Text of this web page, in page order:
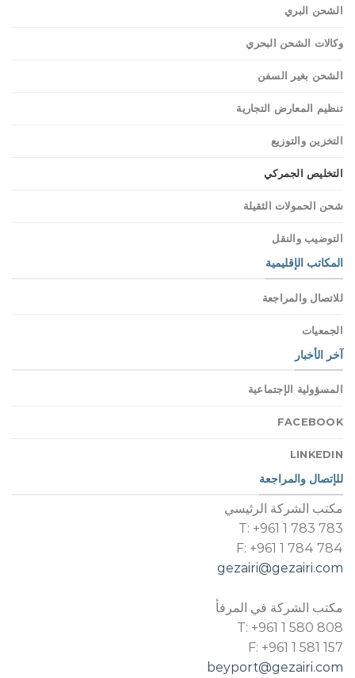
الشحن البري
وكالات الشحن البحري
الشحن بغير السفن
تنظيم المعارض التجارية
التخزين والتوزيع
التخليص الجمركي
شحن الحمولات الثقيلة
التوضيب والنقل
المكاتب الإقليمية
للاتصال والمراجعة
الجمعيات
آخر الأخبار
المسؤولية الإجتماعية
FACEBOOK
LINKEDIN
للإتصال والمراجعة
مكتب الشركة الرئيسي
T: +961 1 783 783
F: +961 1 784 784
gezairi@gezairi.com
مكتب الشركة في المرفأ
T: +961 1 580 808
F: +961 1 581 157
beyport@gezairi.com